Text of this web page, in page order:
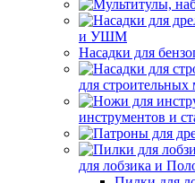
и УШМ
Насадки для
для строительных
инструментов и
для лобзика и